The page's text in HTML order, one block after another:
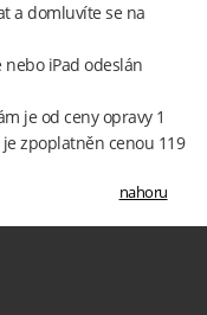
a domluvíte se na
nebo iPad odeslán
je od ceny opravy 1
zpoplatněn cenou 119
nahoru